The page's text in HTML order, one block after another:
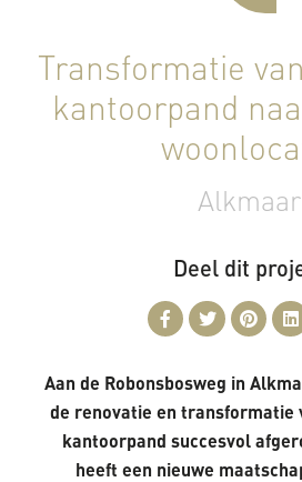
Transformatie
kantoorpand
Alkmaar
Deel dit
Aan de Robonsbosweg in
de renovatie en transformatie
kantoorpand succesvol
heeft een nieuwe